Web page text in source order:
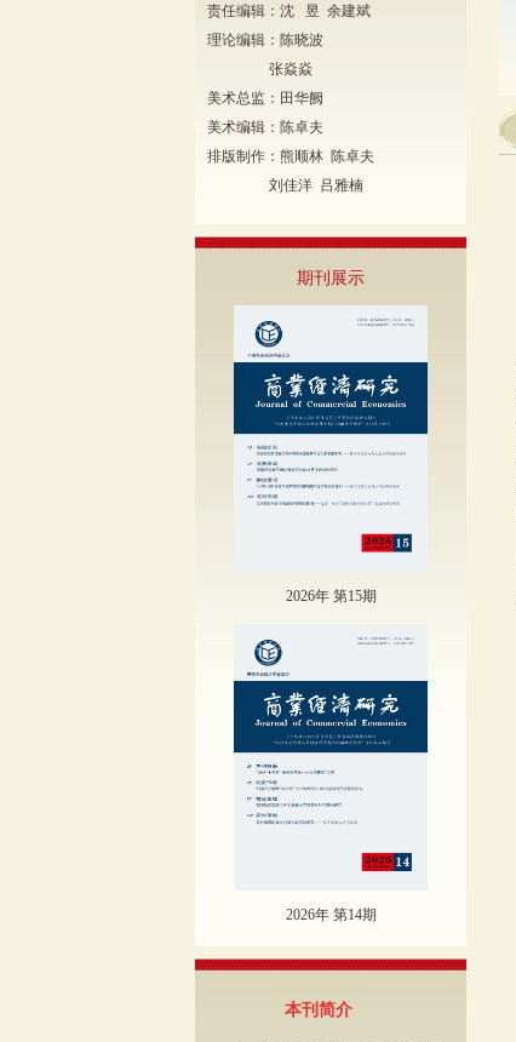
责任编辑：沈 昱 余建斌
理论编辑：陈晓波
张焱焱
美术总监：田华阙
美术编辑：陈卓夫
排版制作：熊顺林 陈卓夫
刘佳洋 吕雅楠
期刊展示
2026年 第15期
2026年 第14期
本刊简介